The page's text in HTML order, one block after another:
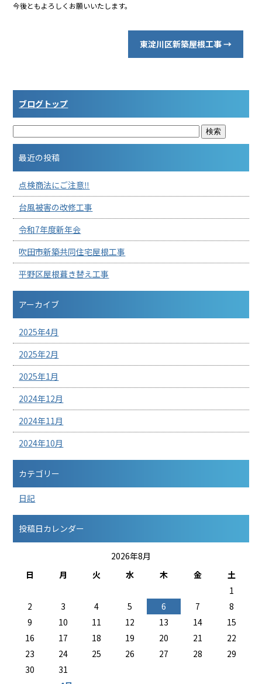
今後ともよろしくお願いいたします。
東淀川区新築屋根工事→
ブログトップ
最近の投稿
点検商法にご注意‼︎
台風被害の改修工事
令和7年度新年会
吹田市新築共同住宅屋根工事
平野区屋根葺き替え工事
アーカイブ
2025年4月
2025年2月
2025年1月
2024年12月
2024年11月
2024年10月
カテゴリー
日記
投稿日カレンダー
2026年8月
日
月 火 水 木 金 土
1
2
3 4 5 6 7
8
9
10 11 12 13 14
15
16
17 18 19 20 21
22
23
24 25 26 27 28
29
30
31